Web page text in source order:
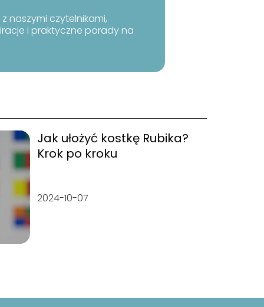
naszymi czytelnikami,
i praktyczne porady na
Jak ułożyć kostkę Rubika?
Krok po kroku
2024-10-07